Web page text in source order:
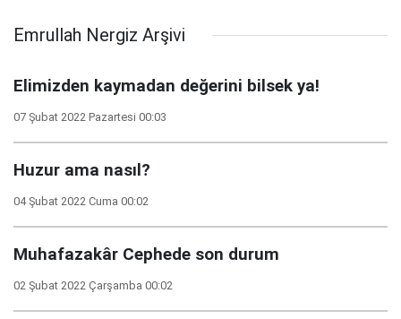
Emrullah Nergiz Arşivi
Elimizden kaymadan değerini bilsek ya!
07 Şubat 2022 Pazartesi 00:03
Huzur ama nasıl?
04 Şubat 2022 Cuma 00:02
Muhafazakâr Cephede son durum
02 Şubat 2022 Çarşamba 00:02